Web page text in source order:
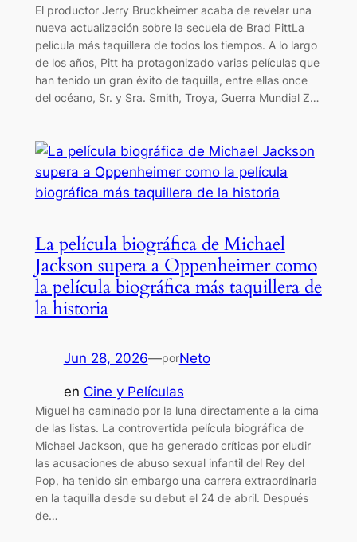
El productor Jerry Bruckheimer acaba de revelar una
nueva actualización sobre la secuela de Brad PittLa
película más taquillera de todos los tiempos. A lo largo
de los años, Pitt ha protagonizado varias películas que
han tenido un gran éxito de taquilla, entre ellas once
del océano, Sr. y Sra. Smith, Troya, Guerra Mundial Z…
La película biográfica de Michael
Jackson supera a Oppenheimer como
la película biográfica más taquillera de
la historia
Jun 28, 2026—porNeto
en Cine y Películas
Miguel ha caminado por la luna directamente a la cima
de las listas. La controvertida película biográfica de
Michael Jackson, que ha generado críticas por eludir
las acusaciones de abuso sexual infantil del Rey del
Pop, ha tenido sin embargo una carrera extraordinaria
en la taquilla desde su debut el 24 de abril. Después
de…